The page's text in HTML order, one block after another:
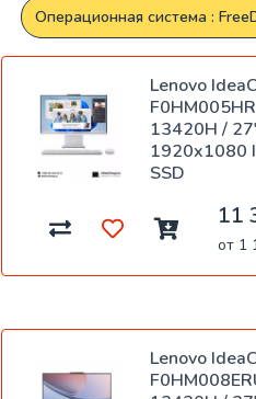
Операционная система :
Lenovo
13420H /
1920x1080
SSD
11
от 1
Lenovo